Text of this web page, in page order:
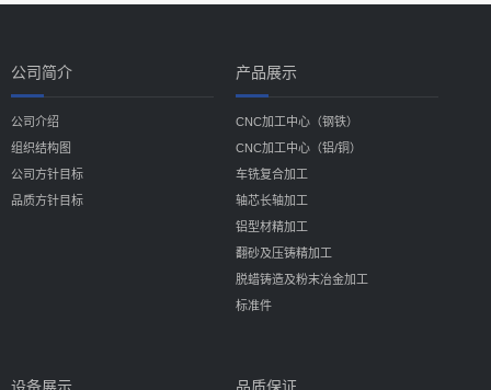
公司简介
公司介绍
组织结构图
公司方针目标
品质方针目标
产品展示
CNC加工中心（钢铁）
CNC加工中心（铝/铜）
车铣复合加工
轴芯长轴加工
铝型材精加工
翻砂及压铸精加工
脱蜡铸造及粉末冶金加工
标准件